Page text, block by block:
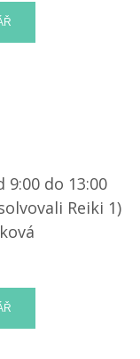
9:00 do 13:00
Reiki 1)